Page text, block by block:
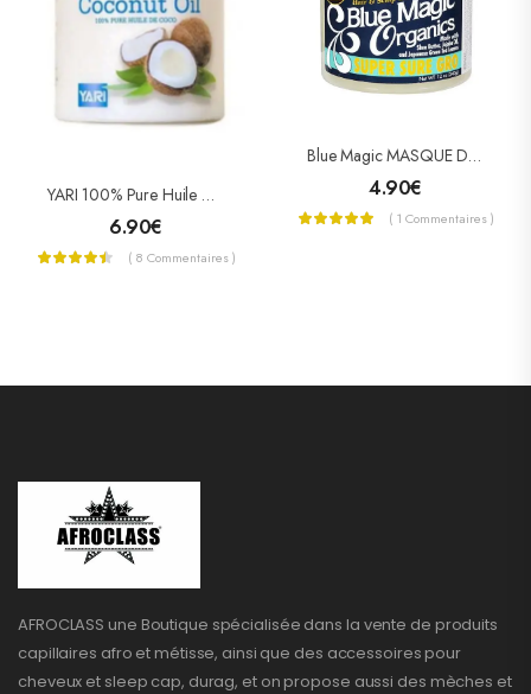
YARI 100% Pure Huile De Coco 500ml « Pot »
6.90€
( 8 Commentaires )
Blue Magic MASQUE DE CROISSANCE SUPER SURE GRO
4.90€
( 1 Commentaires )
AFROCLASS une Boutique spécialisée dans la vente de produits
capillaires afro et métisse, ainsi que des accessoires pour
cheveux et sleep cap, durag, et on propose aussi des mèches et